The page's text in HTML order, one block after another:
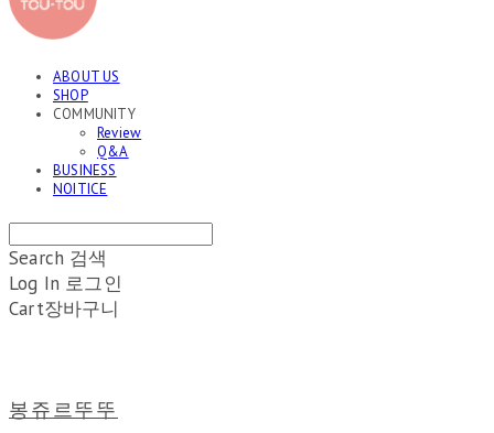
ABOUT US
SHOP
COMMUNITY
Review
Q&A
BUSINESS
NOITICE
Search 검색
Log In 로그인
Cart장바구니
봉쥬르뚜뚜